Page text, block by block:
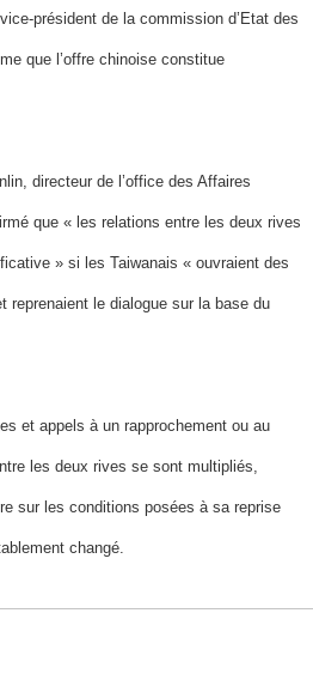
président de la commission d’Etat des
que l’offre chinoise constitue
directeur de l’office des Affaires
que « les relations entre les deux rives
» si les Taiwanais « ouvraient des
reprenaient le dialogue sur la base du
et appels à un rapprochement ou au
les deux rives se sont multipliés,
sur les conditions posées à sa reprise
changé.